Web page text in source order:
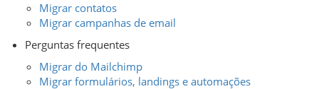
Migrar contatos
Migrar campanhas de email
Perguntas frequentes
Migrar do Mailchimp
Migrar formulários, landings e automações